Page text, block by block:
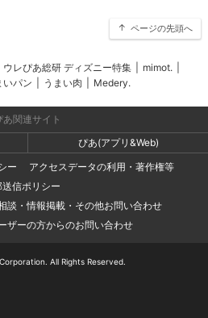
ページの先頭へ
ウレぴあ総研 ディズニー特集 mimot.
いパン うまい肉 Medery.
あ関連サイト
ぴあ(アプリ&Web)
ー
アクセスデータの利用・著作権等
送信ポリシー
談・情報掲載・その他お問い合わせ
ザーの方からのお問い合わせ
All Rights Reserved.